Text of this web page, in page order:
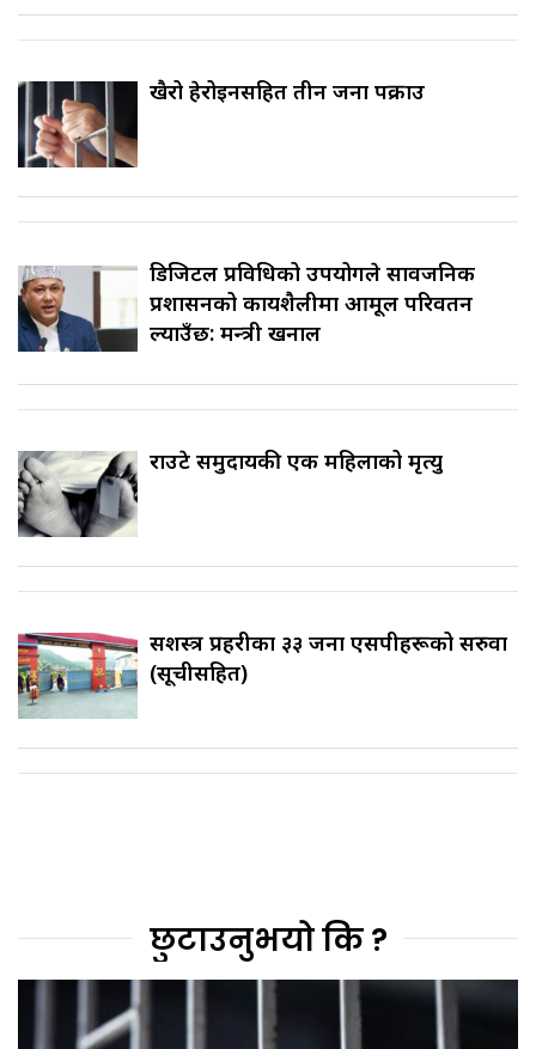
खैरो हेरोइनसहित तीन जना पक्राउ
डिजिटल प्रविधिको उपयोगले सार्वजनिक
प्रशासनको कार्यशैलीमा आमूल परिवर्तन
ल्याउँछ: मन्त्री खनाल
राउटे समुदायकी एक महिलाको मृत्यु
सशस्त्र प्रहरीका ३३ जना एसपीहरूको सरुवा
(सूचीसहित)
छुटाउनुभयो कि ?